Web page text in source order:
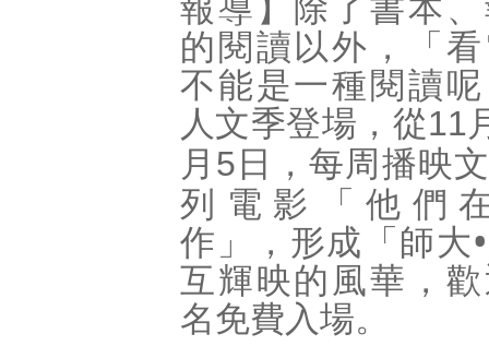
的閱讀以外，「
不能是一種閱讀
人文季登場，從11
月 5日，每周播映
列電影「他們
作」，形成「師大
互輝映的風華，
名免費入場。